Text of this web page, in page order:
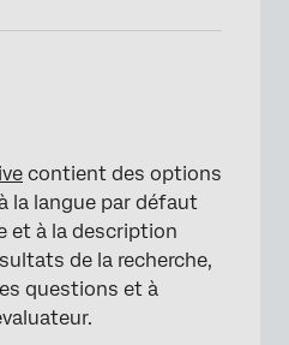
contient des options
la langue par défaut
et à la description
de la recherche,
questions et à